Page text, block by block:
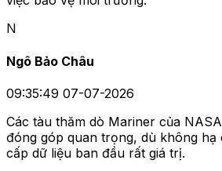
N
Ngô Bảo Châu
09:35:49 07-07-2026
Các tàu thăm dò Mariner của
đóng góp quan trọng, dù không
cấp dữ liệu ban đầu rất giá trị.